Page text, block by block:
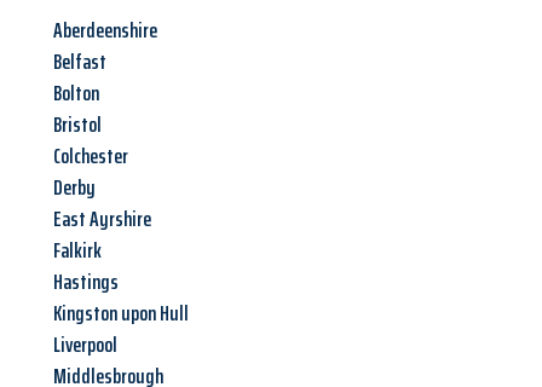
Aberdeenshire
Belfast
Bolton
Bristol
Colchester
Derby
East Ayrshire
Falkirk
Hastings
Kingston upon Hull
Liverpool
Middlesbrough